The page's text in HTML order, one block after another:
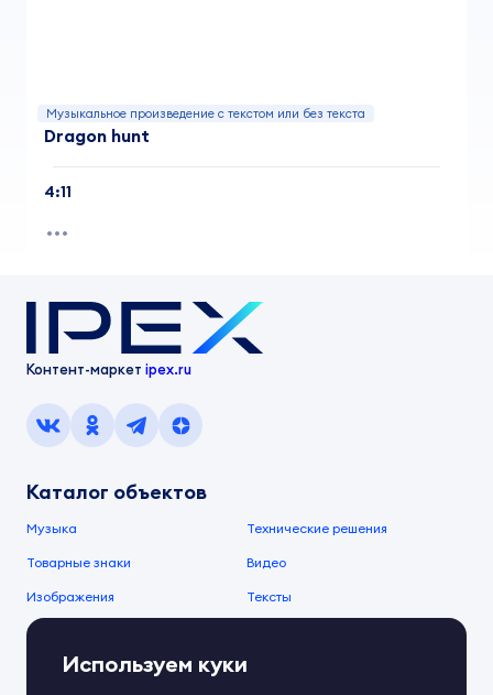
Музыкальное произведение с текстом или без текста
Dragon hunt
4:11
Контент-маркет ipex.ru
Каталог объектов
Музыка Технические решения
Товарные знаки Видео
Изображения Тексты
О компании
О сервисеИспользуем куки